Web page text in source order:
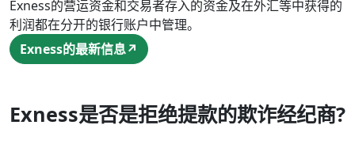
Exness的营运资金和交易者存入的资金及在外汇等中获得的
利润都在分开的银行账户中管理。
Exness的最新信息↗
Exness是否是拒绝提款的欺诈经纪商?